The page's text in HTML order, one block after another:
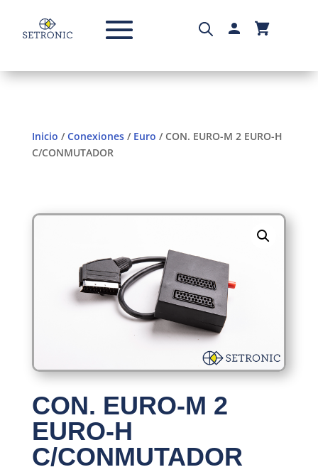
Inicio /Conexiones/ Euro / CON. EURO-M 2 EURO-H
C/CONMUTADOR
CON. EURO-M 2
EURO-H
C/CONMUTADOR